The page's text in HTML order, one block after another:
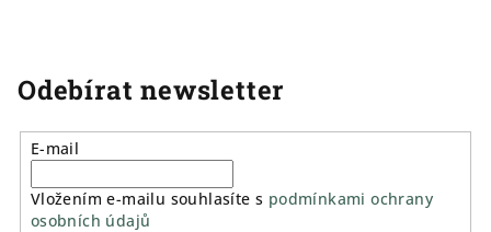
Odebírat newsletter
E-mail
Vložením e-mailu souhlasíte s podmínkami ochrany
osobních údajů